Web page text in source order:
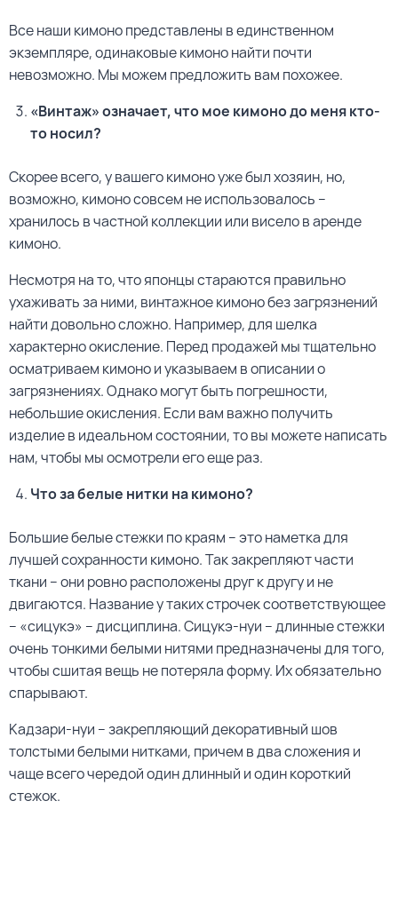
Все наши кимоно представлены в единственном
экземпляре, одинаковые кимоно найти почти
невозможно. Мы можем предложить вам похожее.
«Винтаж» означает, что мое кимоно до меня кто-
то носил?
Скорее всего, у вашего кимоно уже был хозяин, но,
возможно, кимоно совсем не использовалось –
хранилось в частной коллекции или висело в аренде
кимоно.
Несмотря на то, что японцы стараются правильно
ухаживать за ними, винтажное кимоно без загрязнений
найти довольно сложно. Например, для шелка
характерно окисление. Перед продажей мы тщательно
осматриваем кимоно и указываем в описании о
загрязнениях. Однако могут быть погрешности,
небольшие окисления. Если вам важно получить
изделие в идеальном состоянии, то вы можете написать
нам, чтобы мы осмотрели его еще раз.
Что за белые нитки на кимоно?
Большие белые стежки по краям – это наметка для
лучшей сохранности кимоно. Так закрепляют части
ткани – они ровно расположены друг к другу и не
двигаются. Название у таких строчек соответствующее
– «сицукэ» – дисциплина. Сицукэ-нуи – длинные стежки
очень тонкими белыми нитями предназначены для того,
чтобы сшитая вещь не потеряла форму. Их обязательно
спарывают.
Кадзари-нуи – закрепляющий декоративный шов
толстыми белыми нитками, причем в два сложения и
чаще всего чередой один длинный и один короткий
стежок.